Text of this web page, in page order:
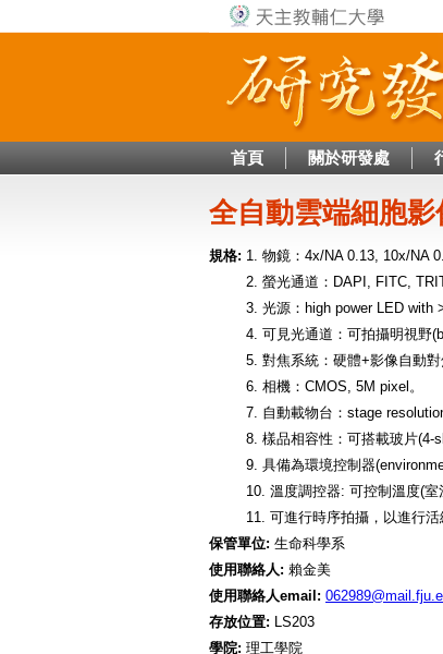
首頁 關於研發處
全自動雲端細胞
規格: 1. 物鏡：4x/NA 0.13, 10x/NA
2. 螢光通道：DAPI, FITC,
3. 光源：high power LED with
4. 可見光通道：可拍攝明視野
5. 對焦系統：硬體+影像自動對
6. 相機：CMOS, 5M pixel。
7. 自動載物台：stage
8. 樣品相容性：可搭載玻片(4-
9. 具備為環境控制器
10. 溫度調控器: 可控制溫度(室
11. 可進行時序拍攝，以進行
保管單位: 生命科學系
使用聯絡人: 賴金美
使用聯絡人email:
存放位置: LS203
學院: 理工學院